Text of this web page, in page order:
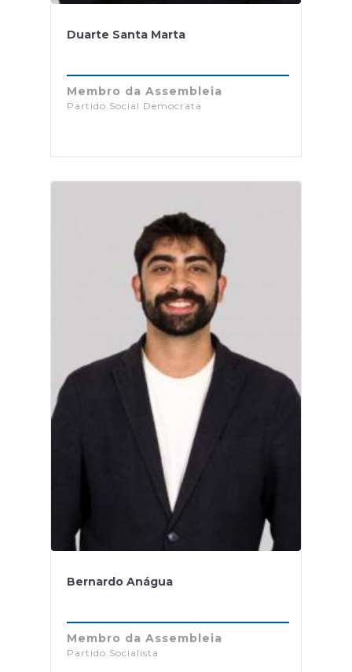
Duarte Santa Marta
Membro da Assembleia
Partido Social Democrata
Bernardo Anágua
Membro da Assembleia
Partido Socialista